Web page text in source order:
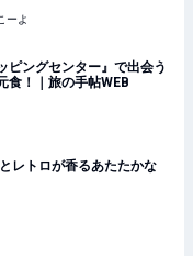
ーよ
ピングセンター』で出会う
食！｜旅の手帖WEB
レトロが香るあたたかな